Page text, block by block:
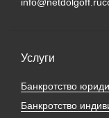
Услуги
Банкротство
Банкротство